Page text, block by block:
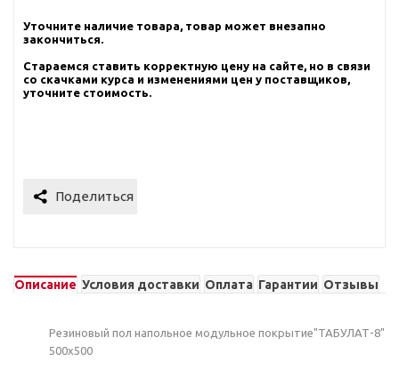
Уточните наличие товара, товар может внезапно
закончиться.
Стараемся ставить корректную цену на сайте, но в связи
со скачками курса и изменениями цен у поставщиков,
уточните стоимость.
Описание Условия доставки Оплата Гарантии Отзывы
Резиновый пол напольное модульное покрытие"ТАБУЛАТ-8"
500х500